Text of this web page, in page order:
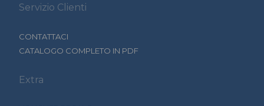
Servizio Clienti
CONTATTACI
CATALOGO COMPLETO IN PDF
Extra